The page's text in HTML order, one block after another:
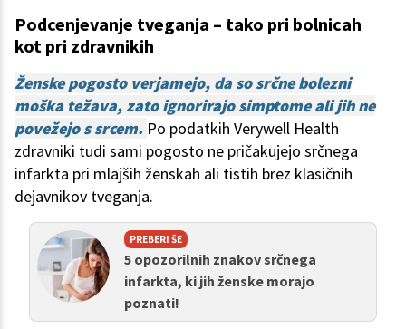
Podcenjevanje tveganja – tako pri bolnicah
kot pri zdravnikih
Ženske pogosto verjamejo, da so srčne bolezni
moška težava, zato ignorirajo simptome ali jih ne
povežejo s srcem. Po podatkih Verywell Health
zdravniki tudi sami pogosto ne pričakujejo srčnega
infarkta pri mlajših ženskah ali tistih brez klasičnih
dejavnikov tveganja.
PREBERI ŠE
5 opozorilnih znakov srčnega
infarkta, ki jih ženske morajo
poznati!